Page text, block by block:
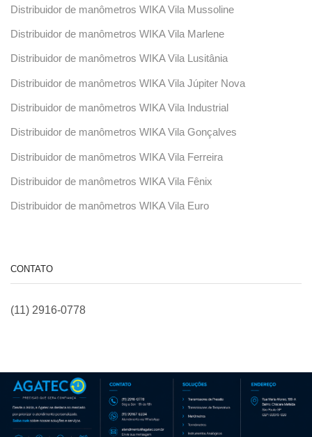
Distribuidor de manômetros WIKA Vila Mussoline
Distribuidor de manômetros WIKA Vila Marlene
Distribuidor de manômetros WIKA Vila Lusitânia
Distribuidor de manômetros WIKA Vila Júpiter Nova
Distribuidor de manômetros WIKA Vila Industrial
Distribuidor de manômetros WIKA Vila Gonçalves
Distribuidor de manômetros WIKA Vila Ferreira
Distribuidor de manômetros WIKA Vila Fênix
Distribuidor de manômetros WIKA Vila Euro
CONTATO
(11) 2916-0778